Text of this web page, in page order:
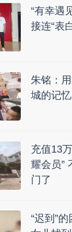
“有幸遇
接连“表
朱铭：
城的记忆
充值13
耀会员”
门了
“迟到”